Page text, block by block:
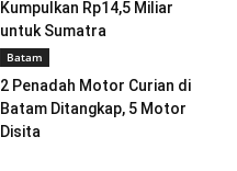
Kumpulkan Rp14,5 Miliar
untuk Sumatra
Batam
2 Penadah Motor Curian di
Batam Ditangkap, 5 Motor
Disita